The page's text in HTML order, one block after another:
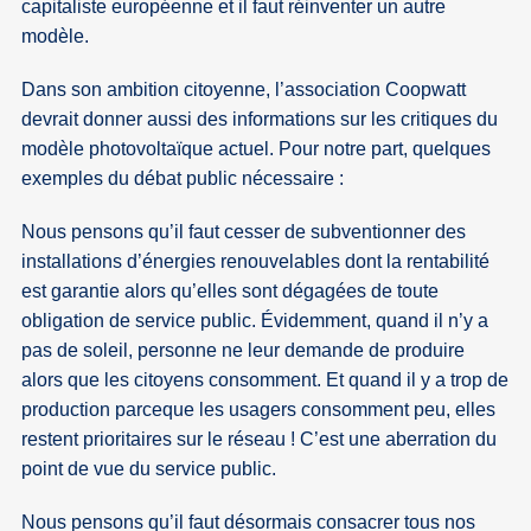
capitaliste européenne et il faut réinventer un autre
modèle.
Dans son ambition citoyenne, l’association Coopwatt
devrait donner aussi des informations sur les critiques du
modèle photovoltaïque actuel. Pour notre part, quelques
exemples du débat public nécessaire :
Nous pensons qu’il faut cesser de subventionner des
installations d’énergies renouvelables dont la rentabilité
est garantie alors qu’elles sont dégagées de toute
obligation de service public. Évidemment, quand il n’y a
pas de soleil, personne ne leur demande de produire
alors que les citoyens consomment. Et quand il y a trop de
production parceque les usagers consomment peu, elles
restent prioritaires sur le réseau ! C’est une aberration du
point de vue du service public.
Nous pensons qu’il faut désormais consacrer tous nos